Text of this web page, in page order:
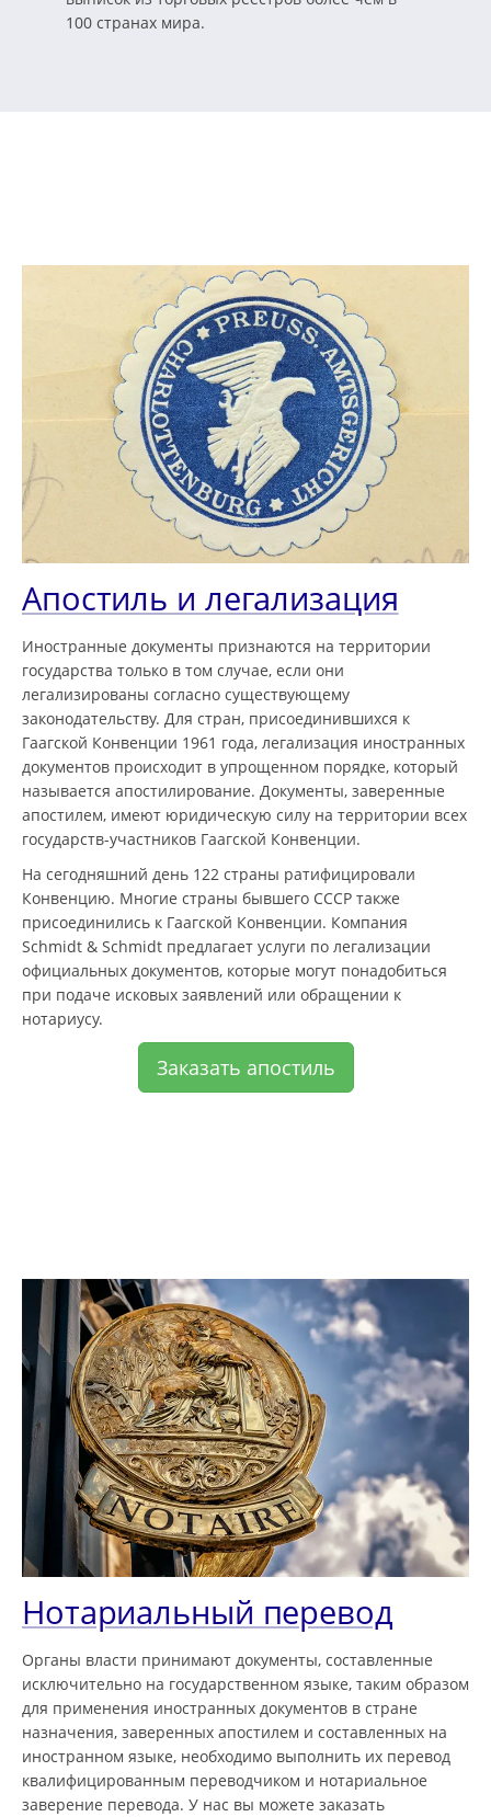
100 странах мира.
Апостиль и легализация
Иностранные документы признаются на территории
государства только в том случае, если они
легализированы согласно существующему
законодательству. Для стран, присоединившихся к
Гаагской Конвенции 1961 года, легализация иностранных
документов происходит в упрощенном порядке, который
называется апостилирование. Документы, заверенные
апостилем, имеют юридическую силу на территории всех
государств-участников Гаагской Конвенции.
На сегодняшний день 122 страны ратифицировали
Конвенцию. Многие страны бывшего СССР также
присоединились к Гаагской Конвенции. Компания
Schmidt & Schmidt предлагает услуги по легализации
официальных документов, которые могут понадобиться
при подаче исковых заявлений или обращении к
нотариусу.
Заказать апостиль
Нотариальный перевод
Органы власти принимают документы, составленные
исключительно на государственном языке, таким образом
для применения иностранных документов в стране
назначения, заверенных апостилем и составленных на
иностранном языке, необходимо выполнить их перевод
квалифицированным переводчиком и нотариальное
заверение перевода. У нас вы можете заказать